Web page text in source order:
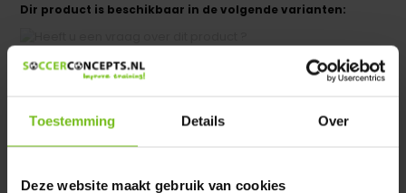
Toestemming Details Over
Deze website maakt gebruik van cookies
Dir product is beschikbaar in de volgende varianten:
We helpen u graag met meer informatie